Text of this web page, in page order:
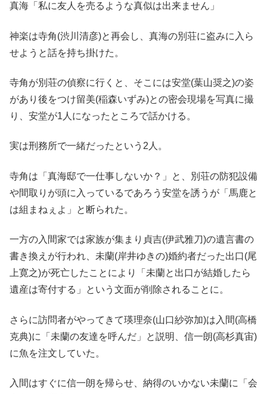
真海「私に友人を売るような真似は出来ません」
神楽は寺角(渋川清彦)と再会し、真海の別荘に盗みに入ら
せようと話を持ち掛けた。
寺角が別荘の偵察に行くと、そこには安堂(葉山奨之)の姿
があり後をつけ留美(稲森いずみ)との密会現場を写真に撮
り、安堂が1人になったところで話かける。
実は刑務所で一緒だったという2人。
寺角は「真海邸で一仕事しないか？」と、別荘の防犯設備
や間取りが頭に入っているであろう安堂を誘うが「馬鹿と
は組まねぇよ」と断られた。
一方の入間家では家族が集まり貞吉(伊武雅刀)の遺言書の
書き換えが行われ、未蘭(岸井ゆきの)婚約者だった出口(尾
上寛之)が死亡したことにより「未蘭と出口が結婚したら
遺産は寄付する」という文面が削除されることに。
さらに訪問者がやってきて瑛理奈(山口紗弥加)は入間(高橋
克典)に「未蘭の友達を呼んだ」と説明、信一朗(高杉真宙)
に魚を注文していた。
入間はすぐに信一朗を帰らせ、納得のいかない未蘭に「会